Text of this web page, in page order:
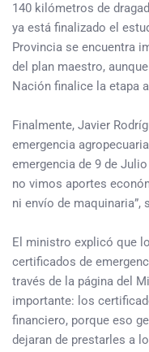
140 kilómetros de
ya está finalizado el
Provincia se encuentra
del plan maestro,
Nación finalice la etapa
Finalmente, Javier
emergencia
emergencia de 9 de
no vimos aportes
ni envío de maquinaria”,
El ministro explicó que
certificados de
través de la página del
importante: los
financiero, porque eso
dejaran de prestarles a